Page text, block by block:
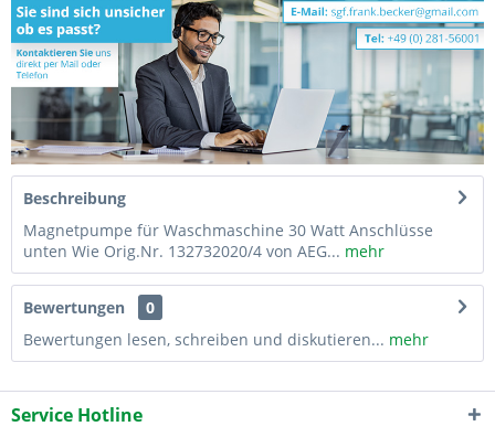
Beschreibung
Magnetpumpe für Waschmaschine 30 Watt Anschlüsse
unten Wie Orig.Nr. 132732020/4 von AEG... mehr
Bewertungen
0
Bewertungen lesen, schreiben und diskutieren... mehr
Service Hotline